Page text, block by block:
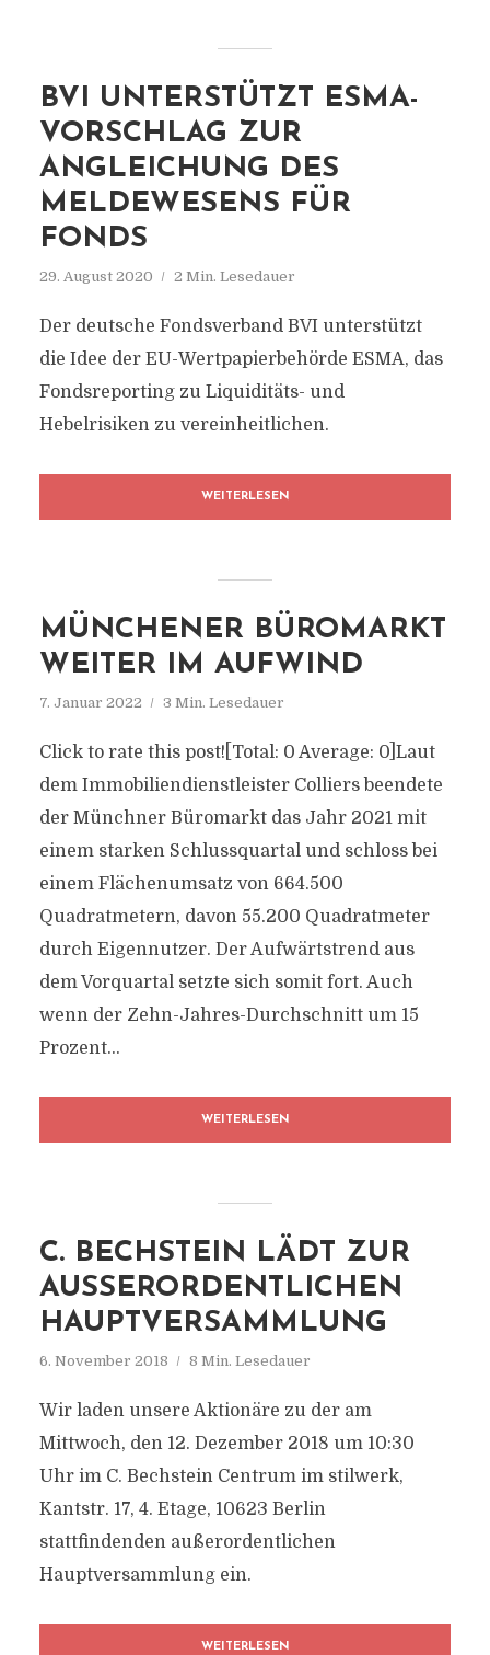
BVI UNTERSTÜTZT ESMA-
VORSCHLAG ZUR
ANGLEICHUNG DES
MELDEWESENS FÜR
FONDS
29. August 2020 2 Min. Lesedauer
Der deutsche Fondsverband BVI unterstützt
die Idee der EU-Wertpapierbehörde ESMA, das
Fondsreporting zu Liquiditäts- und
Hebelrisiken zu vereinheitlichen.
WEITERLESEN
MÜNCHENER BÜROMARKT
WEITER IM AUFWIND
7. Januar 2022 3 Min. Lesedauer
Click to rate this post![Total: 0 Average: 0]Laut
dem Immobiliendienstleister Colliers beendete
der Münchner Büromarkt das Jahr 2021 mit
einem starken Schlussquartal und schloss bei
einem Flächenumsatz von 664.500
Quadratmetern, davon 55.200 Quadratmeter
durch Eigennutzer. Der Aufwärtstrend aus
dem Vorquartal setzte sich somit fort. Auch
wenn der Zehn-Jahres-Durchschnitt um 15
Prozent...
WEITERLESEN
C. BECHSTEIN LÄDT ZUR
AUSSERORDENTLICHEN H
AUPTVERSAMMLUNG
6. November 2018 8 Min. Lesedauer
Wir laden unsere Aktionäre zu der am
Mittwoch, den 12. Dezember 2018 um 10:30
Uhr im C. Bechstein Centrum im stilwerk,
Kantstr. 17, 4. Etage, 10623 Berlin
stattfindenden außerordentlichen
Hauptversammlung ein.
WEITERLESEN